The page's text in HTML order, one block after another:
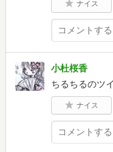
ナイス
小杜桜香
ちるちるのツ
ナイス